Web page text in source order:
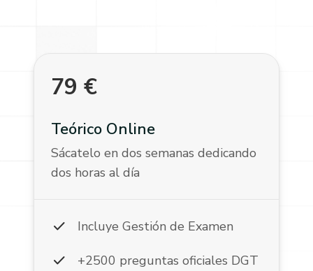
79 €
Teórico Online
Sácatelo en dos semanas dedicando
dos horas al día
check Incluye Gestión de Examen
check +2500 preguntas oficiales DGT